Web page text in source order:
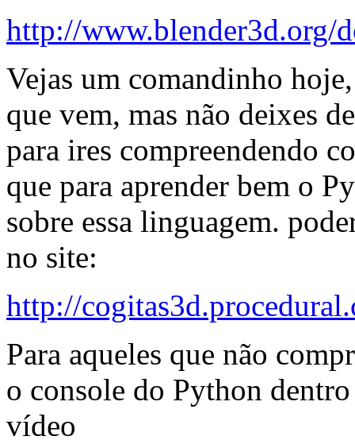
http://www.blender3d.org/
Vejas um comandinho
que vem, mas não deixes
para ires compreendendo
que para aprender bem o
sobre essa linguagem.
no site:
http://
Para aqueles que não
o console do Python
vídeo